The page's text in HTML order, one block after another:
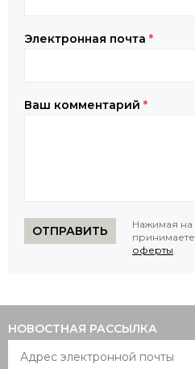
Электронная почта *
Ваш комментарий *
ОТПРАВИТЬ
Нажимая на
оферты
НОВОСТНАЯ РАССЫЛКА